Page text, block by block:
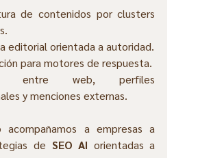
de contenidos por clusters
editorial orientada a autoridad.
para motores de respuesta.
entre web, perfiles
y menciones externas.
acompañamos a empresas a
de SEO AI orientadas a